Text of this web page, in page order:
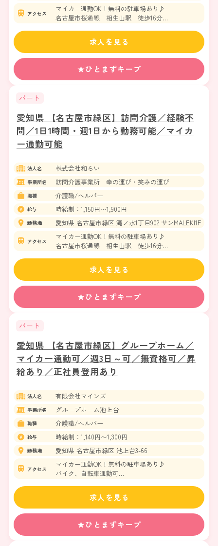
アクセス
マイカー通勤OK！無料の駐車場あり♪
名古屋市桜通線 相生山駅 徒歩16分
★ひとまずキープ
求人を見る
パート
愛知県 【名古屋市緑区】訪問介護／経験不
問／1日1時間・週1日から勤務可能／マイカ
ー通勤可能
法人名 株式会社和らい
事業所名 訪問介護事業所 幸の運び・笑みの運び
職種 介護職/ヘルパー
給与 時給制：1,150円〜1,900円
勤務地 愛知県 名古屋市緑区 滝ノ水1丁目902 サンMALEKI1F
アクセス
マイカー通勤OK！無料の駐車場あり♪
名古屋市桜通線 相生山駅 徒歩16分
★ひとまずキープ
求人を見る
パート
愛知県 【名古屋市緑区】グループホーム／
マイカー通勤可／週3日～可／無資格可／昇
給あり／正社員登用あり
法人名 有限会社マインズ
事業所名 グループホーム池上台
職種 介護職/ヘルパー
給与 時給制：1,140円〜1,300円
勤務地 愛知県 名古屋市緑区 池上台3-66
アクセス
マイカー通勤OK！無料の駐車場あり♪
バイク、自転車通勤可
名古屋市桜通線 相生山駅 徒歩19分
★ひとまずキープ
求人を見る